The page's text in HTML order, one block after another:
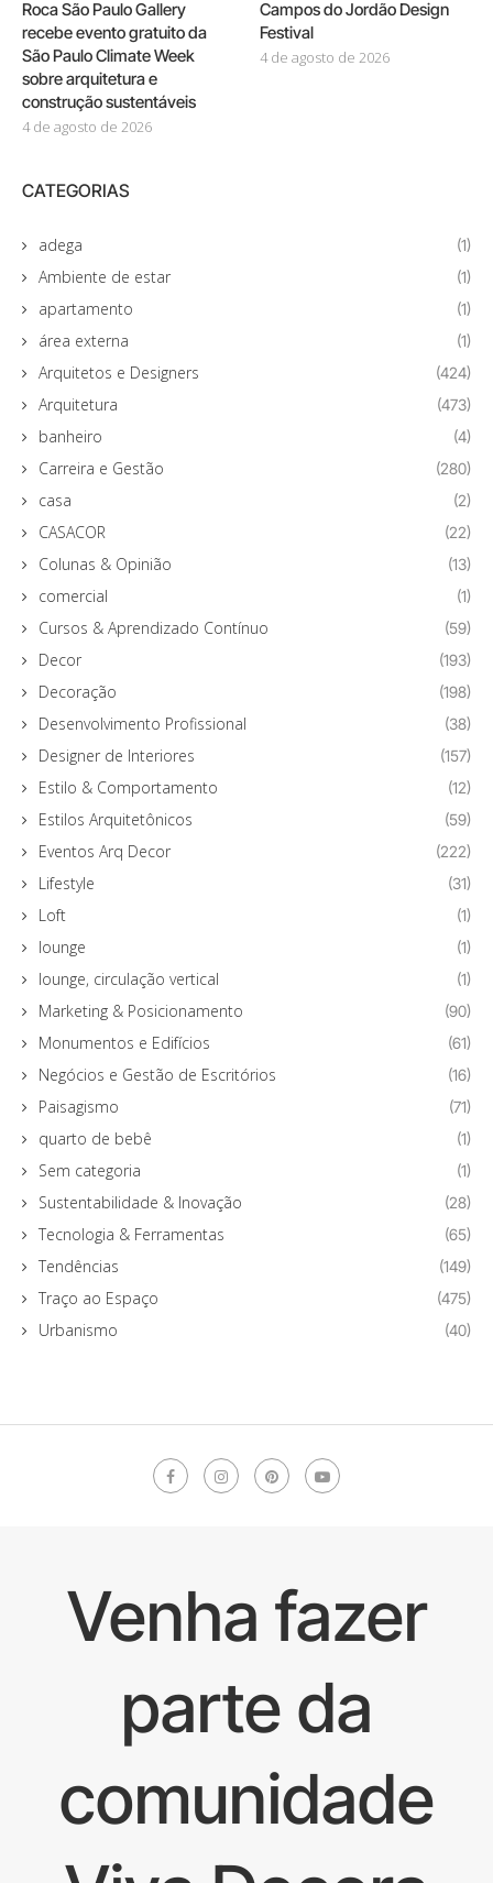
Roca São Paulo Gallery
recebe evento gratuito da
São Paulo Climate Week
sobre arquitetura e
construção sustentáveis
4 de agosto de 2026
Campos do Jordão Design
Festival
4 de agosto de 2026
CATEGORIAS
adega (1)
Ambiente de estar (1)
apartamento (1)
área externa (1)
Arquitetos e Designers (424)
Arquitetura (473)
banheiro (4)
Carreira e Gestão (280)
casa (2)
CASACOR (22)
Colunas & Opinião (13)
comercial (1)
Cursos & Aprendizado Contínuo (59)
Decor (193)
Decoração (198)
Desenvolvimento Profissional (38)
Designer de Interiores (157)
Estilo & Comportamento (12)
Estilos Arquitetônicos (59)
Eventos Arq Decor (222)
Lifestyle (31)
Loft (1)
lounge (1)
lounge, circulação vertical (1)
Marketing & Posicionamento (90)
Monumentos e Edifícios (61)
Negócios e Gestão de Escritórios (16)
Paisagismo (71)
quarto de bebê (1)
Sem categoria (1)
Sustentabilidade & Inovação (28)
Tecnologia & Ferramentas (65)
Tendências (149)
Traço ao Espaço (475)
Urbanismo (40)
Venha fazer
parte da
comunidade